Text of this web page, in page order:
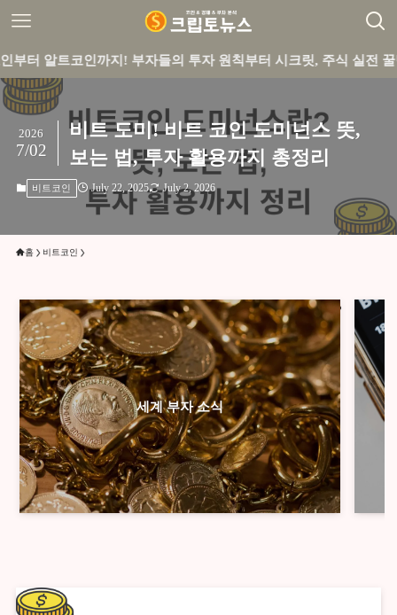
인까지! 부자들의 투자 원칙부터 시크릿, 주식 실전 꿀팁까지 큐
비트 도미! 비트 코인 도미넌스 뜻,
보는 법, 투자 활용까지 총정리
2026
7/02
비트코인 July 22, 2025 July 2, 2026
홈 비트코인
세계 부자 소식